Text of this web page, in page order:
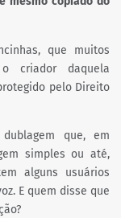
que muitos
criador daquela
pelo Direito
que, em
simples ou até,
alguns usuários
E quem disse que